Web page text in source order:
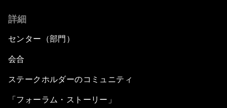
詳細
センター（部門）
会合
ステークホルダーのコミュニティ
「フォーラム・ストーリー」